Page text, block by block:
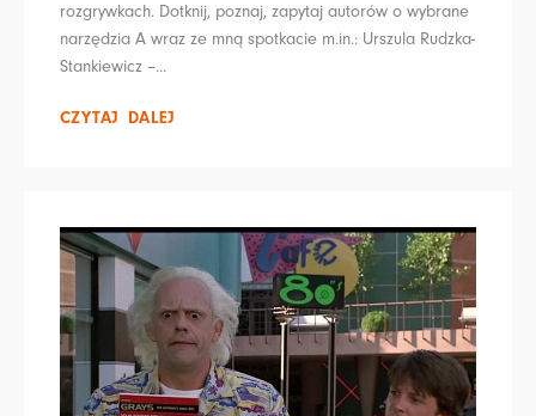
rozgrywkach. Dotknij, poznaj, zapytaj autorów o wybrane
narzędzia A wraz ze mną spotkacie m.in.: Urszula Rudzka-
Stankiewicz –...
CZYTAJ DALEJ